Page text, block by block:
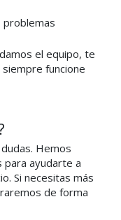
problemas
el equipo, te
funcione
Hemos
para ayudarte a
Si necesitas más
de forma